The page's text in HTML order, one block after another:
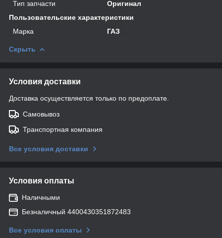
Тип запчасти
Оригинал
Пользовательские характеристики
Марка
ГАЗ
Скрыть
Условия доставки
Доставка осуществляется только по предоплате.
Самовывоз
Транспортная компания
Все условия доставки
Условия оплаты
Наличными
Безналичный 4400430351872483
Все условия оплаты